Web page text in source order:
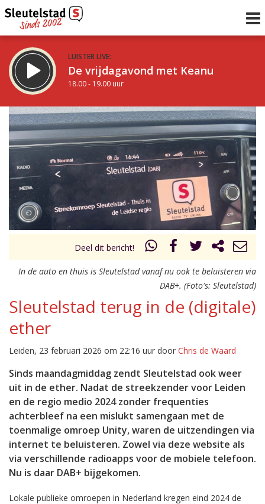
LUISTER LIVE:
De vrijdagavond met Keanu
18.00 - 19.00 uur
STRAKS:
De Vrijdagavond met Gijs
19.00 - 21.00 uur
Vorig uur
uur 1 van 0 Volgend uur
Deel dit bericht!
In de auto en thuis is Sleutelstad vanaf nu ook te beluisteren via
DAB+. (Foto's: Sleutelstad)
Sleutelstad terug in de (digitale)
ether
Leiden, 23 februari 2026 om 22:16 uur door Chris de Waard
Sinds maandagmiddag zendt Sleutelstad ook weer
uit in de ether. Nadat de streekzender voor Leiden
en de regio medio 2024 zonder frequenties
achterbleef na een mislukt samengaan met de
toenmalige omroep Unity, waren de uitzendingen via
internet te beluisteren. Zowel via deze website als
via verschillende radioapps voor de mobiele telefoon.
Nu is daar DAB+ bijgekomen.
Lokale publieke omroepen in Nederland kregen eind 2024 de